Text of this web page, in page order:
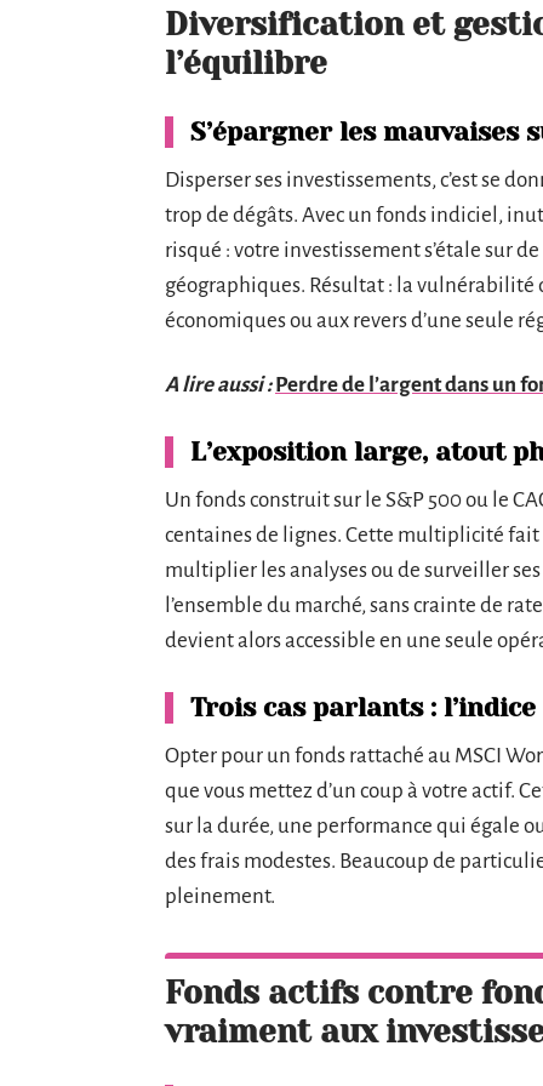
Diversification et
l’équilibre
S’épargner les
Disperser ses investissements, c’est se
trop de dégâts. Avec un fonds indiciel,
risqué : votre investissement s’étale sur
géographiques. Résultat : la vulnérabilité
économiques ou aux revers d’une seule
A lire aussi : Perdre de l’argent dans un
L’exposition large, atout
Un fonds construit sur le S&P 500 ou le
centaines de lignes. Cette multiplicité fait
multiplier les analyses ou de surveiller
l’ensemble du marché, sans crainte de
devient alors accessible en une seule
Trois cas parlants :
Opter pour un fonds rattaché au MSCI
que vous mettez d’un coup à votre actif.
sur la durée, une performance qui égale
des frais modestes. Beaucoup de
pleinement.
Fonds actifs contre
vraiment aux